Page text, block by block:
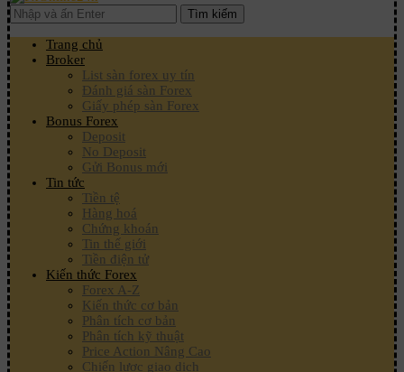
Tìm kiếm
Trang chủ
Broker
List sàn forex uy tín
Đánh giá sàn Forex
Giấy phép sàn Forex
Bonus Forex
Deposit
No Deposit
Gửi Bonus mới
Tin tức
Tiền tệ
Hàng hoá
Chứng khoán
Tin thế giới
Tiền điện tử
Kiến thức Forex
Forex A-Z
Kiến thức cơ bản
Phân tích cơ bản
Phân tích kỹ thuật
Price Action Nâng Cao
Chiến lược giao dịch